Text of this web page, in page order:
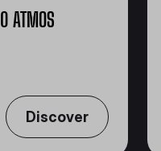
ATMOS
Discover